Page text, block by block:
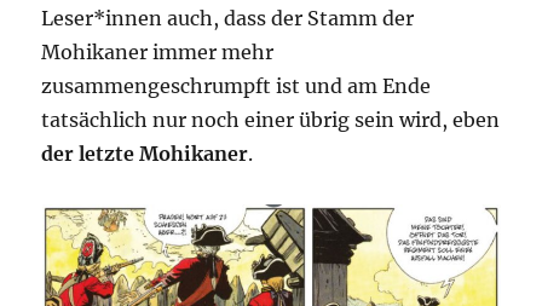
Leser*innen auch, dass der Stamm der
Mohikaner immer mehr
zusammengeschrumpft ist und am Ende
tatsächlich nur noch einer übrig sein wird, eben
der letzte Mohikaner.